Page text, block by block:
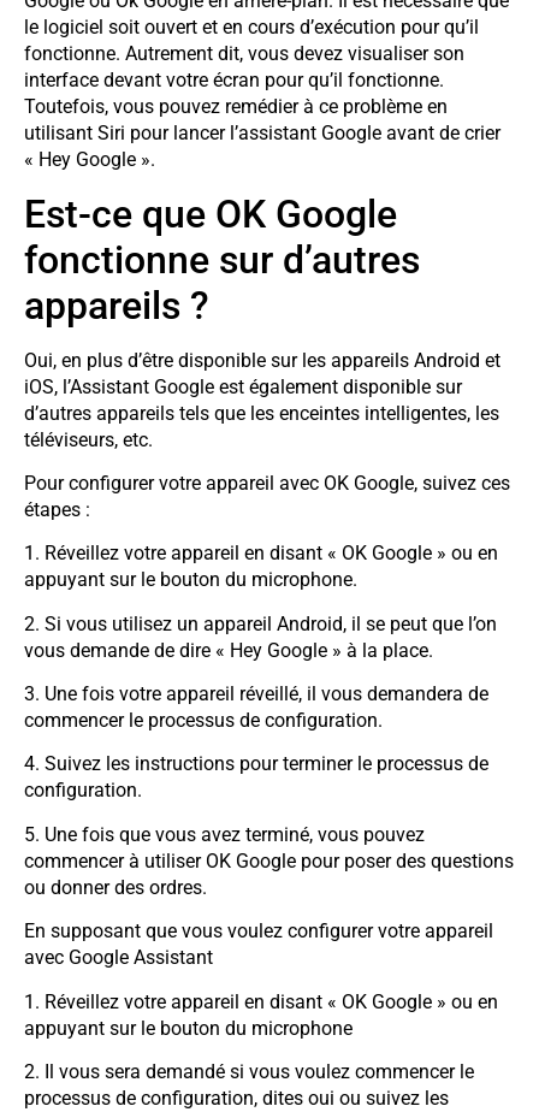
le logiciel soit ouvert et en cours d’exécution pour qu’il
fonctionne. Autrement dit, vous devez visualiser son
interface devant votre écran pour qu’il fonctionne.
Toutefois, vous pouvez remédier à ce problème en
utilisant Siri pour lancer l’assistant Google avant de crier
« Hey Google ».
Est-ce que OK Google
fonctionne sur d’autres
appareils ?
Oui, en plus d’être disponible sur les appareils Android et
iOS, l’Assistant Google est également disponible sur
d’autres appareils tels que les enceintes intelligentes, les
téléviseurs, etc.
Pour configurer votre appareil avec OK Google, suivez ces
étapes :
1. Réveillez votre appareil en disant « OK Google » ou en
appuyant sur le bouton du microphone.
2. Si vous utilisez un appareil Android, il se peut que l’on
vous demande de dire « Hey Google » à la place.
3. Une fois votre appareil réveillé, il vous demandera de
commencer le processus de configuration.
4. Suivez les instructions pour terminer le processus de
configuration.
5. Une fois que vous avez terminé, vous pouvez
commencer à utiliser OK Google pour poser des questions
ou donner des ordres.
En supposant que vous voulez configurer votre appareil
avec Google Assistant
1. Réveillez votre appareil en disant « OK Google » ou en
appuyant sur le bouton du microphone
2. Il vous sera demandé si vous voulez commencer le
processus de configuration, dites oui ou suivez les